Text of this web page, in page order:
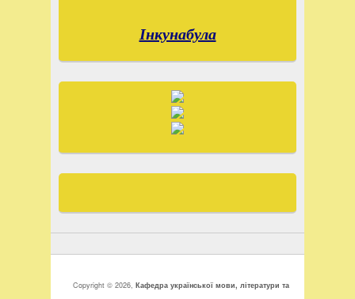
Інкунабула
Copyright © 2026,Кафедра української мови, літератури та